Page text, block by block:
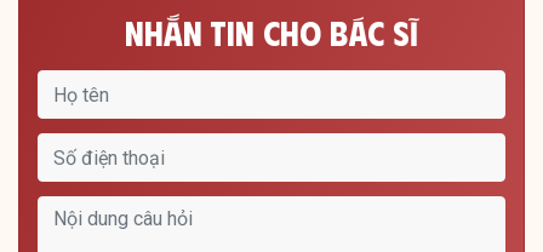
Nhắn Tin Cho Bác Sĩ